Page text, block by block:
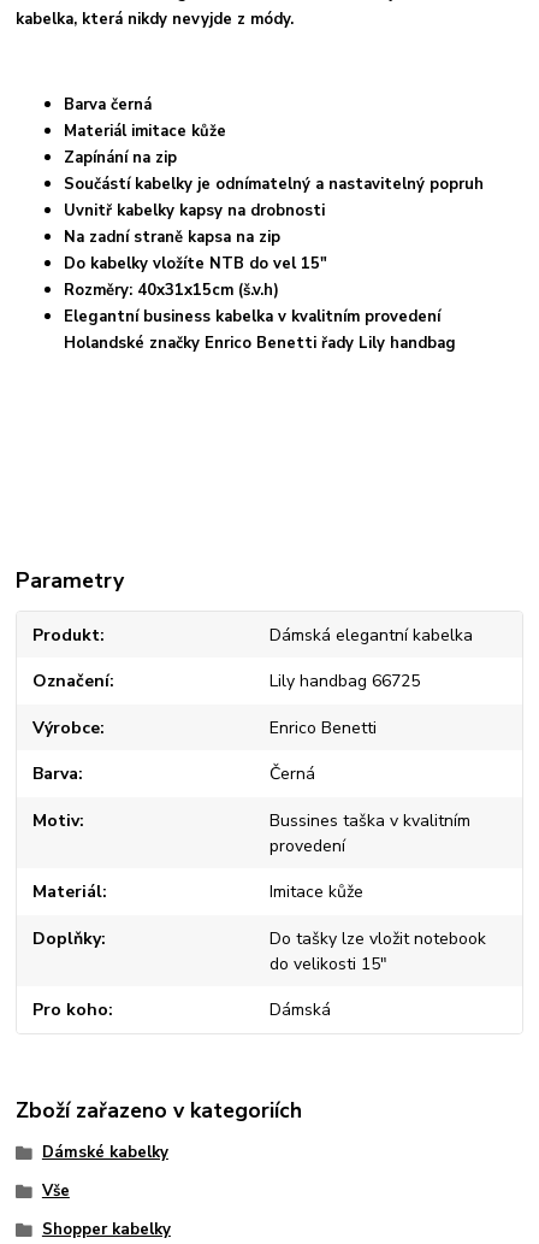
kabelka, která nikdy nevyjde z módy.
Barva černá
Materiál imitace kůže
Zapínání na zip
Součástí kabelky je odnímatelný a nastavitelný popruh
Uvnitř kabelky kapsy na drobnosti
Na zadní straně kapsa na zip
Do kabelky vložíte NTB do vel 15"
Rozměry: 40x31x15cm (š.v.h)
Elegantní business kabelka v kvalitním provedení
Holandské značky Enrico Benetti řady Lily handbag
Parametry
Produkt Dámská elegantní kabelka
Označení Lily handbag 66725
Výrobce Enrico Benetti
Barva Černá
Motiv
Bussines taška v kvalitním
provedení
Materiál Imitace kůže
Doplňky
Do tašky lze vložit notebook
do velikosti 15"
Pro koho Dámská
Zboží zařazeno v kategoriích
Dámské kabelky
Vše
Shopper kabelky